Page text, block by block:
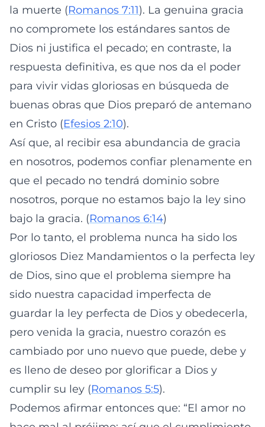
la muerte (Romanos 7:11). La genuina gracia
no compromete los estándares santos de
Dios ni justifica el pecado; en contraste, la
respuesta definitiva, es que nos da el poder
para vivir vidas gloriosas en búsqueda de
buenas obras que Dios preparó de antemano
en Cristo (Efesios 2:10).
Así que, al recibir esa abundancia de gracia
en nosotros, podemos confiar plenamente en
que el pecado no tendrá dominio sobre
nosotros, porque no estamos bajo la ley sino
bajo la gracia. (Romanos 6:14)
Por lo tanto, el problema nunca ha sido los
gloriosos Diez Mandamientos o la perfecta ley
de Dios, sino que el problema siempre ha
sido nuestra capacidad imperfecta de
guardar la ley perfecta de Dios y obedecerla,
pero venida la gracia, nuestro corazón es
cambiado por uno nuevo que puede, debe y
es lleno de deseo por glorificar a Dios y
cumplir su ley (Romanos 5:5).
Podemos afirmar entonces que: “El amor no